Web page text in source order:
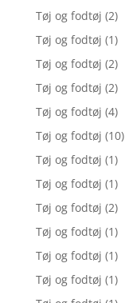
Tøj og fodtøj (2)
Tøj og fodtøj (1)
Tøj og fodtøj (2)
Tøj og fodtøj (2)
Tøj og fodtøj (4)
Tøj og fodtøj (10)
Tøj og fodtøj (1)
Tøj og fodtøj (1)
Tøj og fodtøj (2)
Tøj og fodtøj (1)
Tøj og fodtøj (1)
Tøj og fodtøj (1)